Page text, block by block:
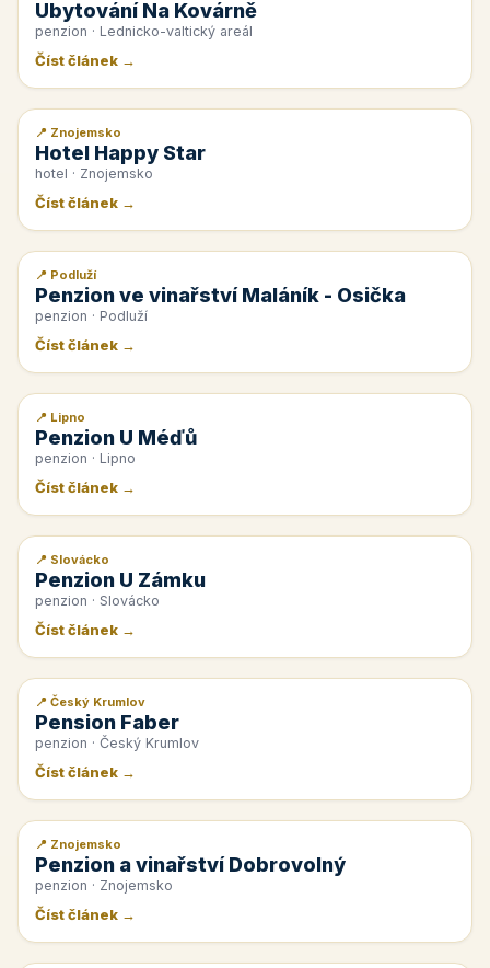
Ubytování Na Kovárně
penzion · Lednicko-valtický areál
Číst článek →
📰 PR článek
📍 Znojemsko
Hotel Happy Star
hotel · Znojemsko
Číst článek →
📰 PR článek
📍 Podluží
Penzion ve vinařství Maláník - Osička
penzion · Podluží
Číst článek →
📰 PR článek
📍 Lipno
Penzion U Méďů
penzion · Lipno
Číst článek →
📰 PR článek
📍 Slovácko
Penzion U Zámku
penzion · Slovácko
Číst článek →
📰 PR článek
📍 Český Krumlov
Pension Faber
penzion · Český Krumlov
Číst článek →
📰 PR článek
📍 Znojemsko
Penzion a vinařství Dobrovolný
penzion · Znojemsko
Číst článek →